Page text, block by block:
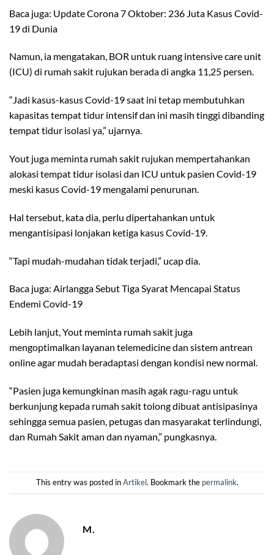
Baca juga: Update Corona 7 Oktober: 236 Juta Kasus Covid-
19 di Dunia
Namun, ia mengatakan, BOR untuk ruang intensive care unit
(ICU) di rumah sakit rujukan berada di angka 11,25 persen.
“Jadi kasus-kasus Covid-19 saat ini tetap membutuhkan
kapasitas tempat tidur intensif dan ini masih tinggi dibanding
tempat tidur isolasi ya,” ujarnya.
Yout juga meminta rumah sakit rujukan mempertahankan
alokasi tempat tidur isolasi dan ICU untuk pasien Covid-19
meski kasus Covid-19 mengalami penurunan.
Hal tersebut, kata dia, perlu dipertahankan untuk
mengantisipasi lonjakan ketiga kasus Covid-19.
“Tapi mudah-mudahan tidak terjadi,” ucap dia.
Baca juga: Airlangga Sebut Tiga Syarat Mencapai Status
Endemi Covid-19
Lebih lanjut, Yout meminta rumah sakit juga
mengoptimalkan layanan telemedicine dan sistem antrean
online agar mudah beradaptasi dengan kondisi new normal.
“Pasien juga kemungkinan masih agak ragu-ragu untuk
berkunjung kepada rumah sakit tolong dibuat antisipasinya
sehingga semua pasien, petugas dan masyarakat terlindungi,
dan Rumah Sakit aman dan nyaman,” pungkasnya.
This entry was posted inArtikel. Bookmark the permalink.
M.